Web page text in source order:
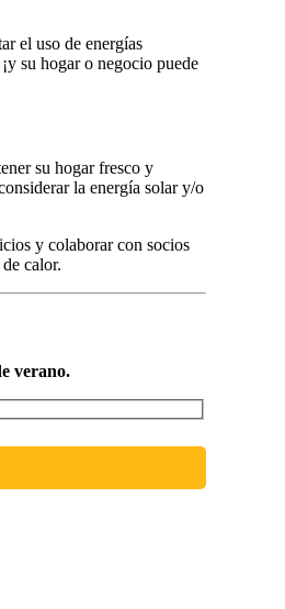
el uso de energías
su hogar o negocio puede
su hogar fresco y
la energía solar y/o
y colaborar con socios
calor.
verano.